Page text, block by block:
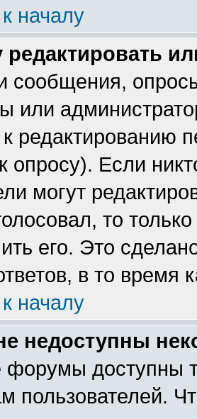
началу
редактировать
сообщения,
или
редактированию
опросу). Если
могут
то
его. Это
в то время
началу
недоступны
форумы доступны
пользователей.